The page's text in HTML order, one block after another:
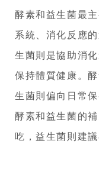
酵素和益生菌最
系統、消化反應
生菌則是協助消
保持體質健康。
生菌則偏向日常
酵素和益生菌的
吃，益生菌則建議